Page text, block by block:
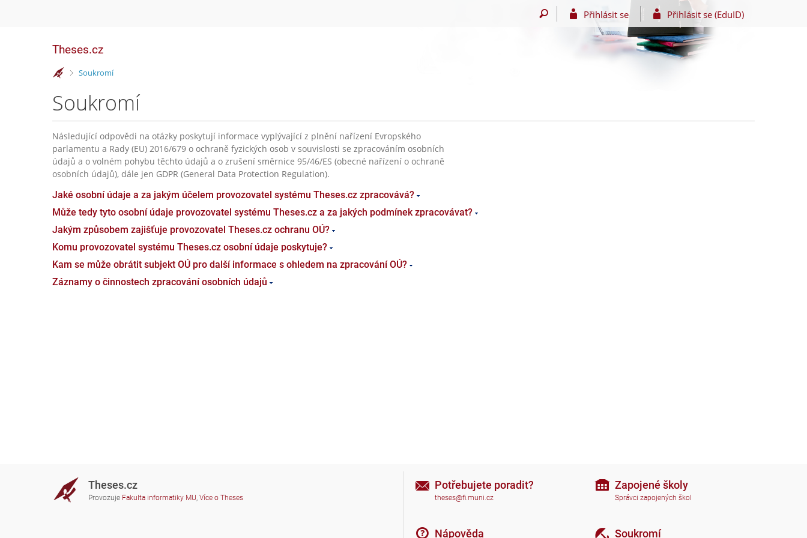
Přihlásit se Přihlásit se (EduID)
Theses.cz
>
Soukromí
Soukromí
Následující odpovědi na otázky poskytují informace vyplývající z plnění nařízení Evropského
parlamentu a Rady (EU) 2016/679 o ochraně fyzických osob v souvislosti se zpracováním osobních
údajů a o volném pohybu těchto údajů a o zrušení směrnice 95/46/ES (obecné nařízení o ochraně
osobních údajů), dále jen GDPR (General Data Protection Regulation).
Jaké osobní údaje a za jakým účelem provozovatel systému Theses.cz zpracovává?
Může tedy tyto osobní údaje provozovatel systému Theses.cz a za jakých podmínek zpracovávat?
Jakým způsobem zajišťuje provozovatel Theses.cz ochranu OÚ?
Komu provozovatel systému Theses.cz osobní údaje poskytuje?
Kam se může obrátit subjekt OÚ pro další informace s ohledem na zpracování OÚ?
Záznamy o činnostech zpracování osobních údajů
Theses.cz
Provozuje Fakulta informatiky MU, Více o Theses
Potřebujete poradit?
theses@fi.muni.cz
Nápověda
Zapojené školy
Správci zapojených škol
Soukromí